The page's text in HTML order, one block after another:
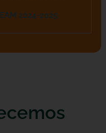
2024-2025